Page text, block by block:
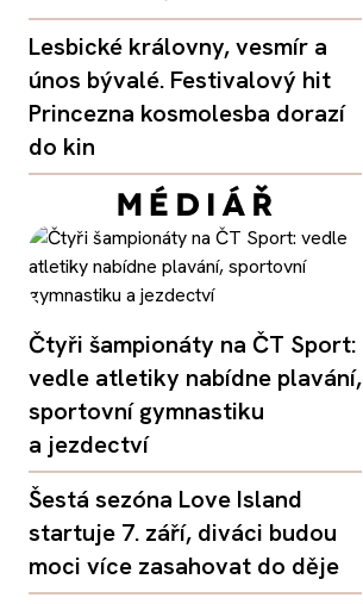
Lesbické královny, vesmír a
únos bývalé. Festivalový hit
Princezna kosmolesba dorazí
do kin
Čtyři šampionáty na ČT Sport:
vedle atletiky nabídne plavání,
sportovní gymnastiku
a jezdectví
Šestá sezóna Love Island
startuje 7. září, diváci budou
moci více zasahovat do děje